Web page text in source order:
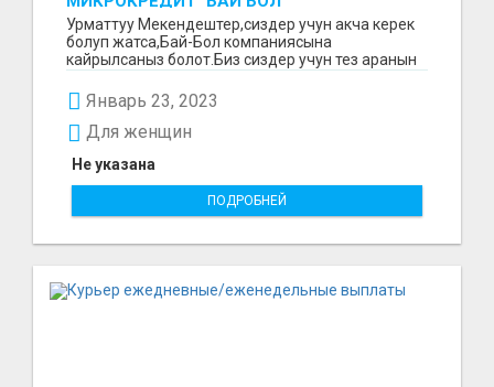
Урматтуу Мекендештер,сиздер учун акча керек
болуп жатса,Бай-Бол компаниясына
кайрылсаныз болот.Биз сиздер учун тез аранын
Январь 23, 2023
Не указана
Для женщин
ПОДРОБНЕЙ